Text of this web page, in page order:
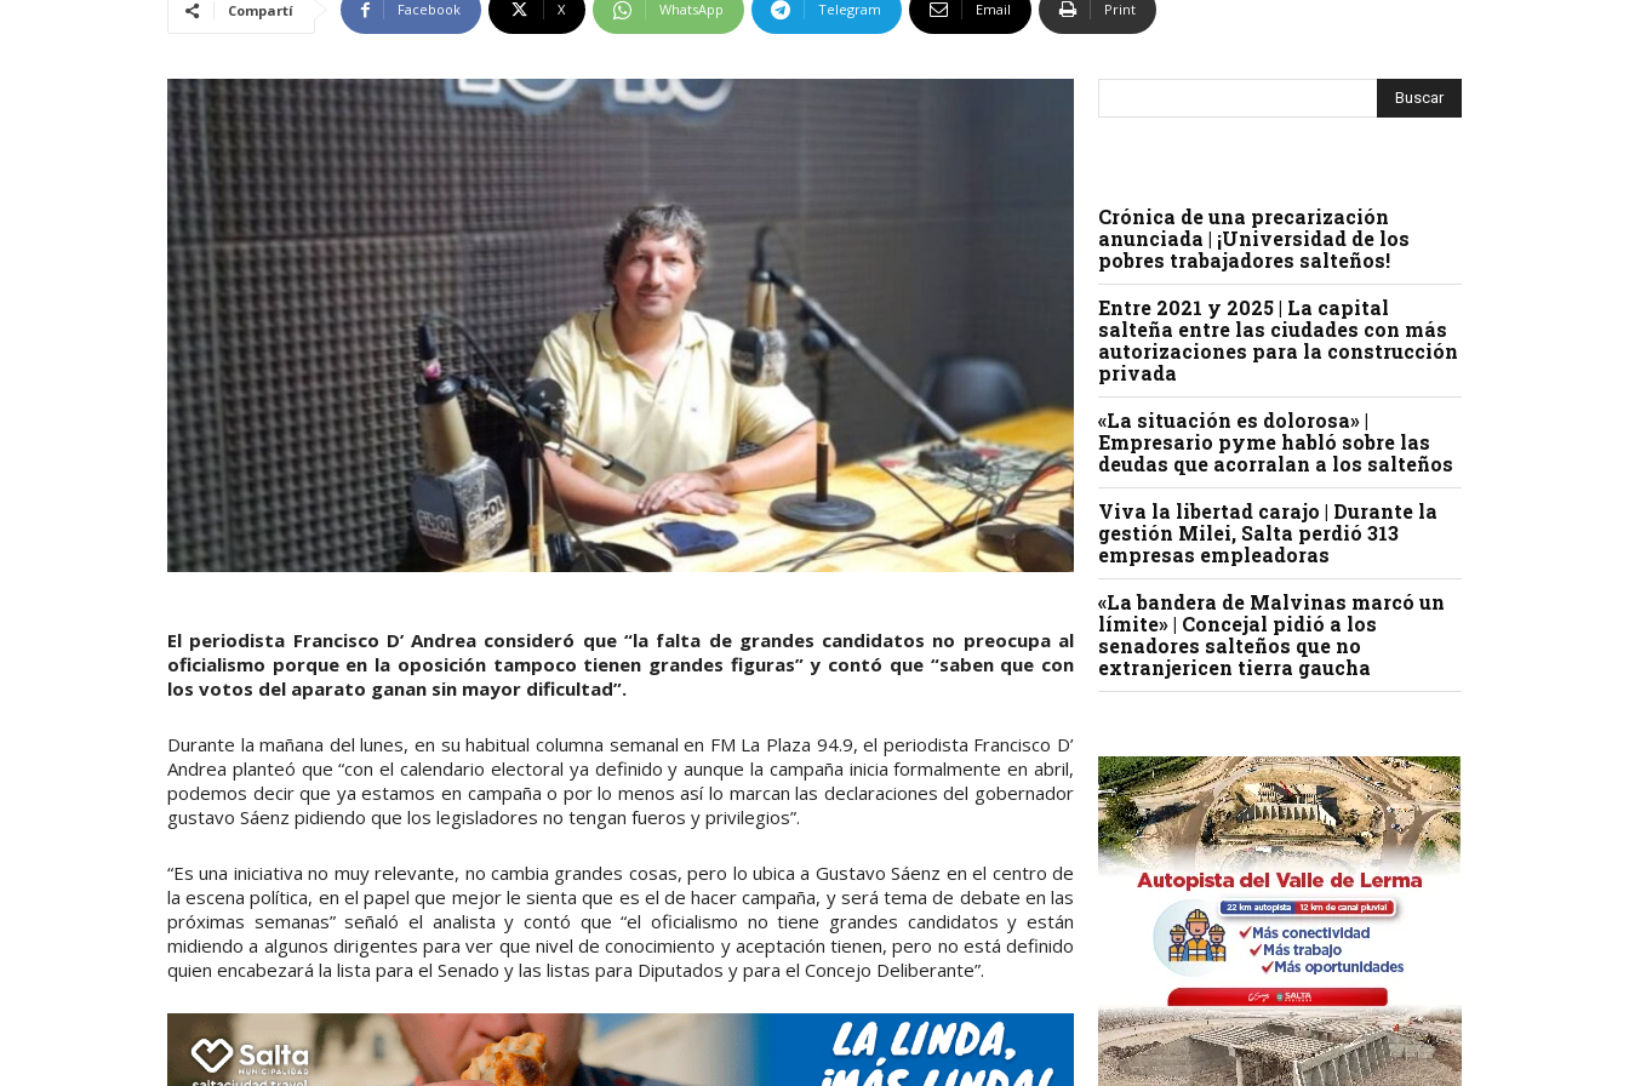
Compartí Facebook X WhatsApp Telegram Email Print
El periodista Francisco D’ Andrea consideró que “la falta de grandes candidatos no preocupa al
oficialismo porque en la oposición tampoco tienen grandes figuras” y contó que “saben que con
los votos del aparato ganan sin mayor dificultad”.
Durante la mañana del lunes, en su habitual columna semanal en FM La Plaza 94.9, el periodista Francisco D’
Andrea planteó que “con el calendario electoral ya definido y aunque la campaña inicia formalmente en abril,
podemos decir que ya estamos en campaña o por lo menos así lo marcan las declaraciones del gobernador
gustavo Sáenz pidiendo que los legisladores no tengan fueros y privilegios”.
“Es una iniciativa no muy relevante, no cambia grandes cosas, pero lo ubica a Gustavo Sáenz en el centro de
la escena política, en el papel que mejor le sienta que es el de hacer campaña, y será tema de debate en las
próximas semanas” señaló el analista y contó que “el oficialismo no tiene grandes candidatos y están
midiendo a algunos dirigentes para ver que nivel de conocimiento y aceptación tienen, pero no está definido
quien encabezará la lista para el Senado y las listas para Diputados y para el Concejo Deliberante”.
Crónica de una precarización
anunciada | ¡Universidad de los
pobres trabajadores salteños!
Entre 2021 y 2025 | La capital
salteña entre las ciudades con más
autorizaciones para la construcción
privada
«La situación es dolorosa» |
Empresario pyme habló sobre las
deudas que acorralan a los salteños
Viva la libertad carajo | Durante la
gestión Milei, Salta perdió 313
empresas empleadoras
«La bandera de Malvinas marcó un
límite» | Concejal pidió a los
senadores salteños que no
extranjericen tierra gaucha